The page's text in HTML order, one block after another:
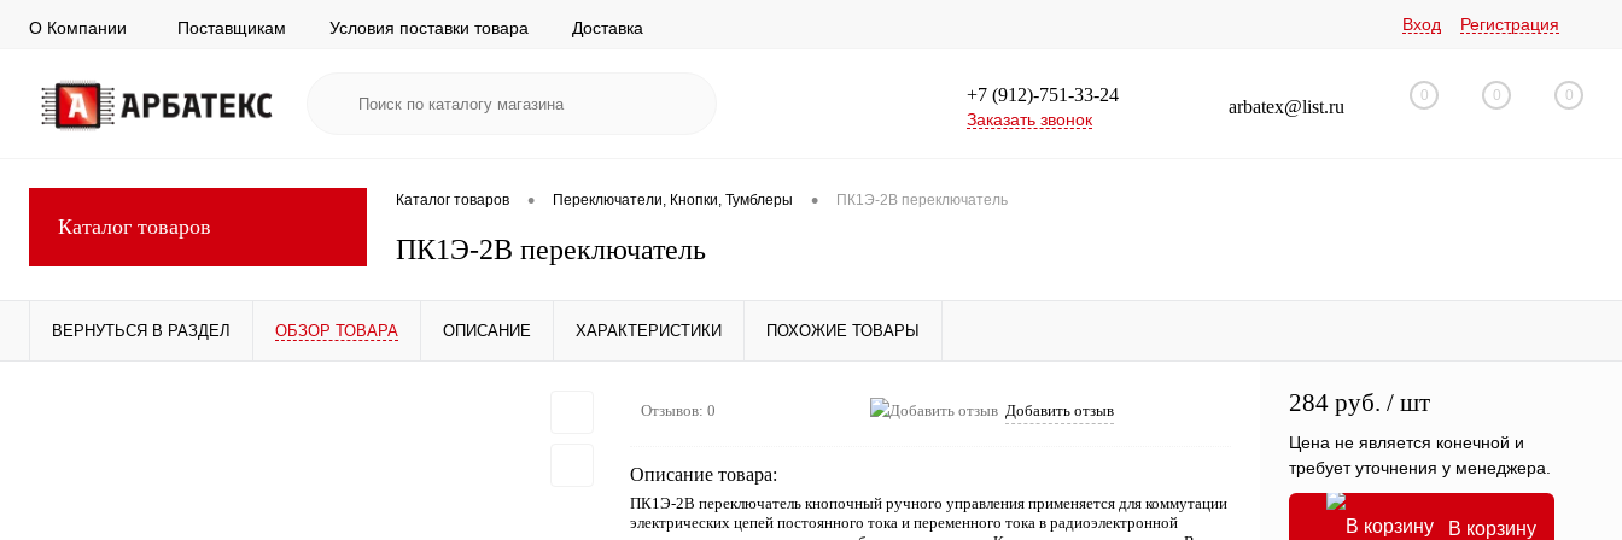
О Компании Поставщикам Условия поставки товара Доставка Вход Регистрация
+7 (912)-751-33-24
Заказать звонок
arbatex@list.ru
0 0 0
Каталог товаров
Каталог товаров • Переключатели, Кнопки, Тумблеры • ПК1Э-2В переключатель
ПК1Э-2В переключатель
ВЕРНУТЬСЯ В РАЗДЕЛ ОБЗОР ТОВАРА ОПИСАНИЕ ХАРАКТЕРИСТИКИ ПОХОЖИЕ ТОВАРЫ
Отзывов: 0 Добавить отзыв
Описание товара:
ПК1Э-2В переключатель кнопочный ручного управления применяется для коммутации
электрических цепей постоянного тока и переменного тока в радиоэлектронной
284 руб. / шт
Цена не является конечной и
требует уточнения у менеджера.
В корзину